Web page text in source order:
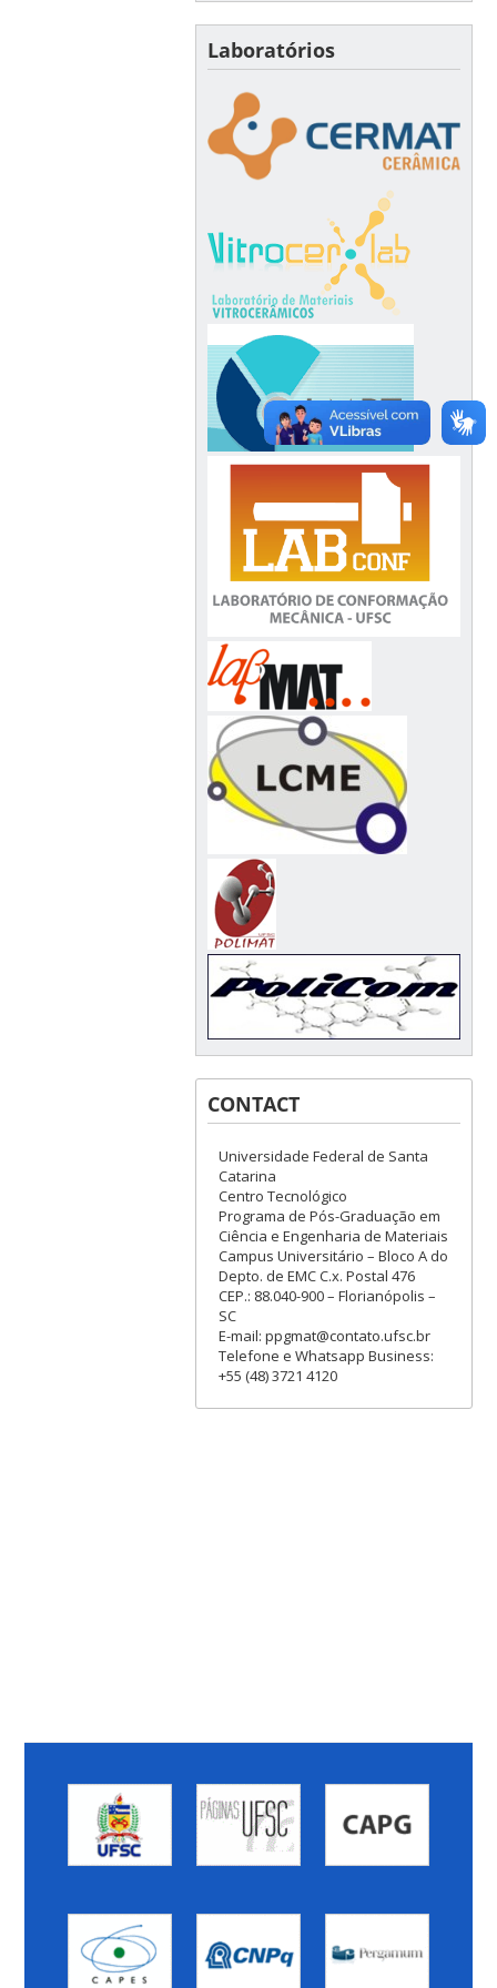
Laboratórios
CONTACT
Universidade Federal de Santa
Catarina
Centro Tecnológico
Programa de Pós-Graduação em
Ciência e Engenharia de Materiais
Campus Universitário – Bloco A do
Depto. de EMC C.x. Postal 476
CEP.: 88.040-900 – Florianópolis –
SC
E-mail: ppgmat@contato.ufsc.br
Telefone e Whatsapp Business:
+55 (48) 3721 4120